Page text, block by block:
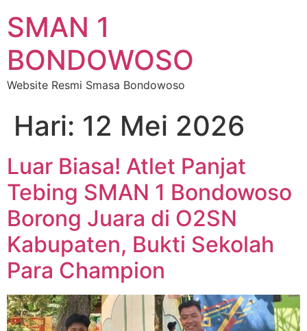
SMAN 1
BONDOWOSO
Website Resmi Smasa Bondowoso
Hari: 12 Mei 2026
Luar Biasa! Atlet Panjat
Tebing SMAN 1 Bondowoso
Borong Juara di O2SN
Kabupaten, Bukti Sekolah
Para Champion